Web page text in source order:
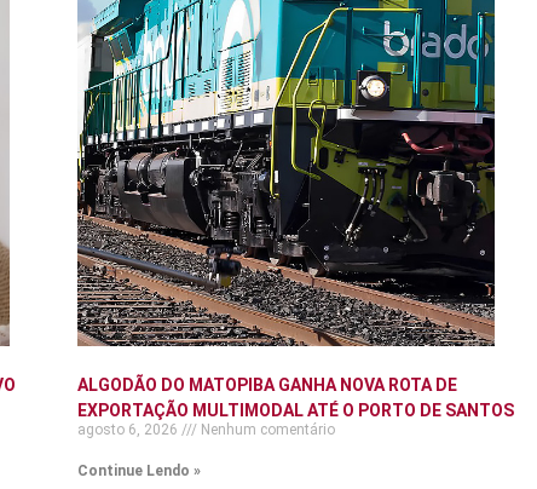
ALGODÃO DO MATOPIBA GANHA NOVA ROTA DE
EXPORTAÇÃO MULTIMODAL ATÉ O PORTO DE SANTOS
agosto 6, 2026 Nenhum comentário
Continue Lendo »